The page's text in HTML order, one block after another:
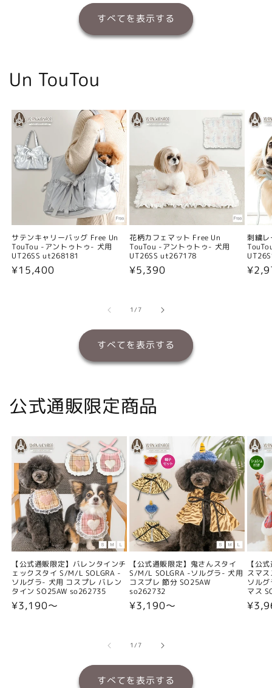
すべてを表示する
Un TouTou
サテンキャリーバッグ Free Un
TouTou -アントゥトゥ- 犬用
UT26SS ut268181
通
¥15,400
花柄カフェマット Free Un
TouTou -アントゥトゥ- 犬用
UT26SS ut267178
通
格
¥5,390
刺繍
通
1/の
7
すべてを表示する
公式通販限定商品
【公式通販限定】バレンタインチ
ェックスタイ S/M/L SOLGRA -
ソルグラ- 犬用 コスプレ バレン
タイン SO25AW so262735
通
¥3,190〜
【公式通販限定】鬼さんスタイ
S/M/L SOLGRA -ソルグラ- 犬用
コスプレ 節分 SO25AW
so262732
通
格
¥3,190〜
【公
スマ
ソル
マス
通
1/の
7
すべてを表示する